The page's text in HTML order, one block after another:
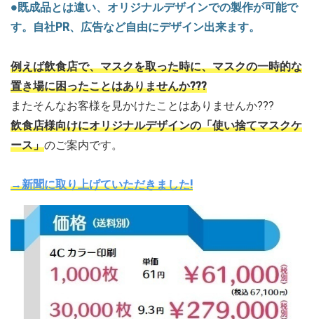
●既成品とは違い、オリジナルデザインでの製作が可能で
す。自社PR、広告など自由にデザイン出来ます。
例えば飲食店で、マスクを取った時に、マスクの一時的な
置き場に困ったことはありませんか???
またそんなお客様を見かけたことはありませんか???
飲食店様向けにオリジナルデザインの「使い捨てマスクケ
ース」のご案内です。
→新聞に取り上げていただきました!